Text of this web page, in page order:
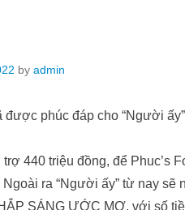
by admin
phúc đáp cho “Người
440 triệu đồng, để Phuc’s
ra “Người ấy” từ nay sẽ
SÁNG ƯỚC MƠ, với số